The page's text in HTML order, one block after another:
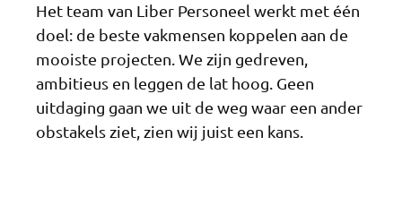
Het team van Liber Personeel werkt met één
doel: de beste vakmensen koppelen aan de
mooiste projecten. We zijn gedreven,
ambitieus en leggen de lat hoog. Geen
uitdaging gaan we uit de weg waar een ander
obstakels ziet, zien wij juist een kans.